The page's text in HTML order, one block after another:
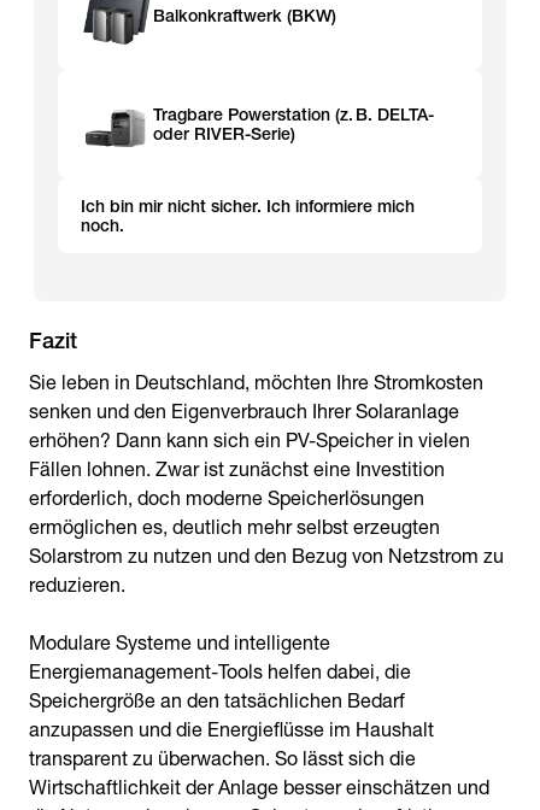
Balkonkraftwerk (BKW)
Tragbare Powerstation (z. B. DELTA-
oder RIVER-Serie)
Ich bin mir nicht sicher. Ich informiere mich
noch.
Fazit
Sie leben in Deutschland, möchten Ihre Stromkosten
senken und den Eigenverbrauch Ihrer Solaranlage
erhöhen? Dann kann sich ein PV-Speicher in vielen
Fällen lohnen. Zwar ist zunächst eine Investition
erforderlich, doch moderne Speicherlösungen
ermöglichen es, deutlich mehr selbst erzeugten
Solarstrom zu nutzen und den Bezug von Netzstrom zu
reduzieren.
Modulare Systeme und intelligente
Energiemanagement-Tools helfen dabei, die
Speichergröße an den tatsächlichen Bedarf
anzupassen und die Energieflüsse im Haushalt
transparent zu überwachen. So lässt sich die
Wirtschaftlichkeit der Anlage besser einschätzen und